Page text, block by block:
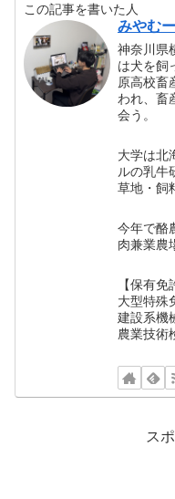
この記事を書いた人
みやむー
神奈川県
は犬を飼
原高校畜
われ、畜
会う。
大学は北
ルの乳牛
草地・飼
今年で酪
肉兼業農
【保有
大型特殊
建設系機
農業技術
ス